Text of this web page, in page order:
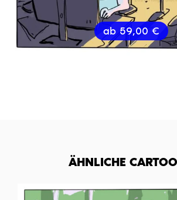
ab 59,00 €
ÄHNLICHE